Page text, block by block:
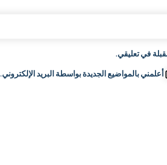
في تعليقي.
أعلمني بالمواضيع الجديدة بواسطة البريد الإلكتروني.